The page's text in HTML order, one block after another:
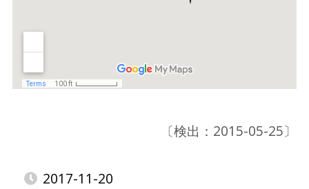
〔検出：2015-05-25〕
2017-11-20